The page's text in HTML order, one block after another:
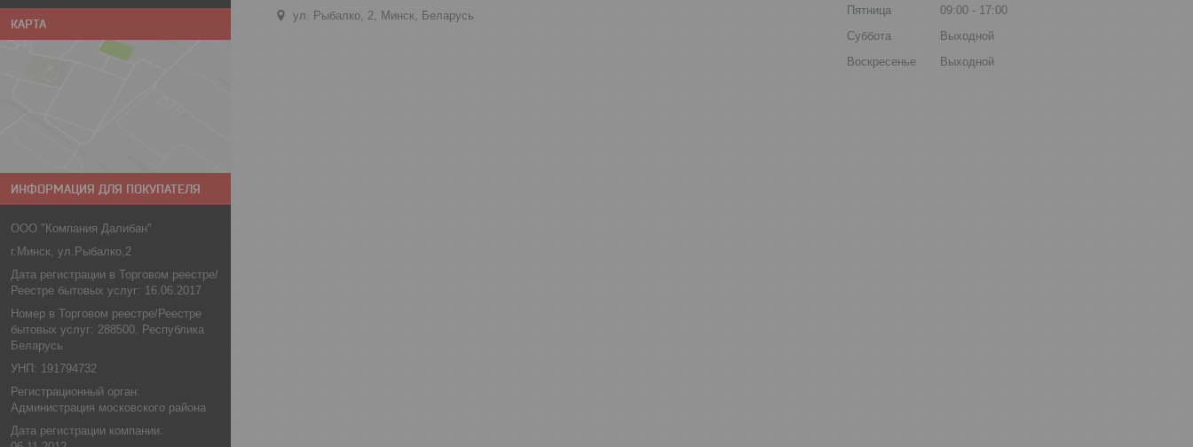
КАРТА
ИНФОРМАЦИЯ ДЛЯ ПОКУПАТЕЛЯ
ООО "Компания Далибан"
г.Минск, ул.Рыбалко,2
Дата регистрации в Торговом реестре/
Реестре бытовых услуг: 16.06.2017
Номер в Торговом реестре/Реестре
бытовых услуг: 288500, Республика
Беларусь
УНП: 191794732
Регистрационный орган:
Администрация московского района
Дата регистрации компании:
ул. Рыбалко, 2, Минск, Беларусь
Пятница
09:00
17:00
Суббота
Выходной
Воскресенье
Выходной